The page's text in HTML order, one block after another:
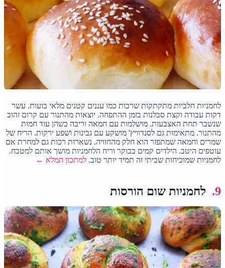
לחמניות חלביות מתקתקות שרכות כמו עננים קטנים מלאי בועות. עשר
דקות עבודה וקצת סבלנות בזמן ההתפחה. יוצאות מהתנור עם קרום זהוב
שנשבר תחת האצבעות. מושלמות עם חמאה וריבה כשהן עוד חמות
מהתנור. מתאימות גם לסנדוויץ' מושקע עם גבינות ושפע ירקות. הריח של
שמרים וחמאה שמתפזר הוא חלק מהחוויה. נשארות רכות גם למחרת אם
עוטפים היטב. הילדים קמים בבוקר וריח הלחמניות מושך אותם למטבח.
לחמניות שמוכיחות שביתי זה תמיד יותר טוב.למתכון המלא ←
9. לחמניות שום הורסות